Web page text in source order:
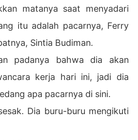
dalam pekerjaan rumah tangga, t
Tidak lama kemudian, mere
satu sama lain sebagai pasa
cinta.
hanyalah seorang pria biasa, teta
dalam masalah, dia selalu tah
masalahnya dengan semp
telah beberapa kali bertanya pad
bisa memiliki begitu banyak pen
matanya saat menyadari
itu adalah pacarnya, Ferry
Sintia Budiman.
padanya bahwa dia akan
kerja hari ini, jadi dia
apa pacarnya di sini.
Dia buru-buru mengikuti